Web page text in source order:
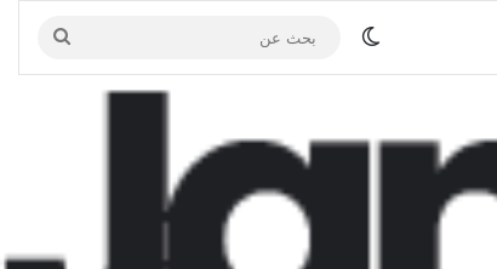
الوضع المظلم
بحث
عن